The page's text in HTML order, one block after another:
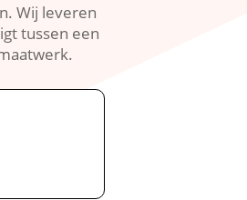
Wij leveren
tussen een